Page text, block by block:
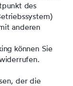
des
anderen
können Sie
der die